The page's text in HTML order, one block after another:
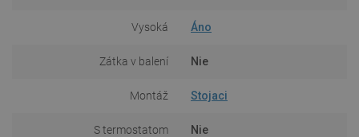
Vysoká Áno
Zátka v balení Nie
Montáž Stojaci
S termostatom Nie